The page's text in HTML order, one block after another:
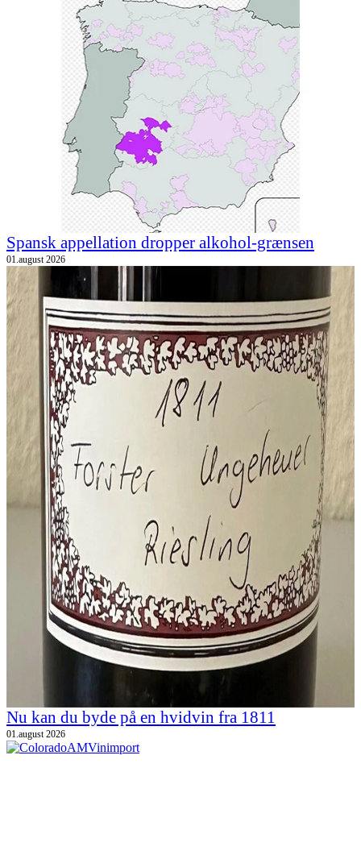
Spansk appellation dropper alkohol-grænsen
01.august 2026
Nu kan du byde på en hvidvin fra 1811
01.august 2026